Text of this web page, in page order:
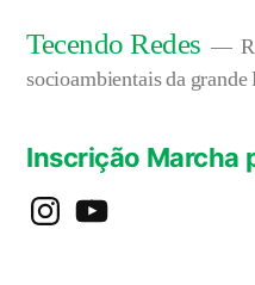
para
conteúdo
Tecendo Redes
socioambientais da
Inscrição Marcha
instagramYouTube